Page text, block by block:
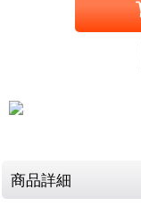
商品詳細